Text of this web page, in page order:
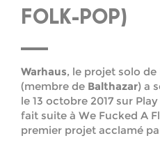
FOLK-POP)
Warhaus, le projet solo
(membre de Balthazar) a
le 13 octobre 2017 sur
fait suite à We Fucked A
premier projet acclamé